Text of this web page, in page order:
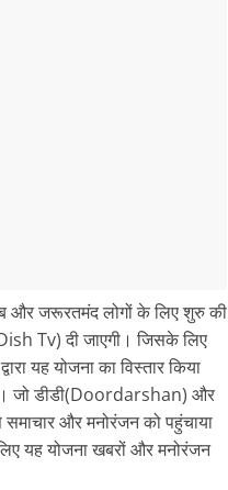
और जरूरतमंद लोगों के लिए शुरु की
Tv) दी जाएगी। जिसके लिए
द्वारा यह योजना का विस्‍तार किया
जो डीडी(Doordarshan) और
और मनोरंजन को पहुंचाया
यह योजना खबरों और मनोरंजन